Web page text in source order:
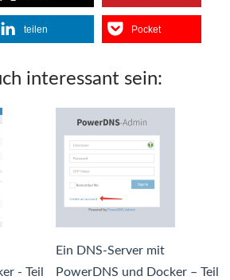
teilen Pocket
interessant sein:
- Teil
Ein DNS-Server mit
PowerDNS und Docker – Teil